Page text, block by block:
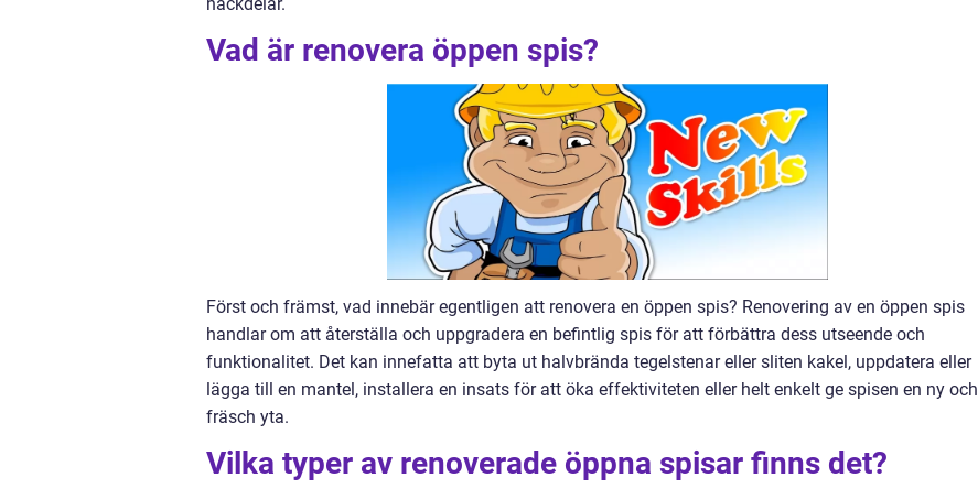
Vad är renovera öppen spis?
Först och främst, vad innebär egentligen att renovera en öppen spis? Renovering av en öppen spis
handlar om att återställa och uppgradera en befintlig spis för att förbättra dess utseende och
funktionalitet. Det kan innefatta att byta ut halvbrända tegelstenar eller sliten kakel, uppdatera eller
lägga till en mantel, installera en insats för att öka effektiviteten eller helt enkelt ge spisen en ny och
fräsch yta.
Vilka typer av renoverade öppna spisar finns det?